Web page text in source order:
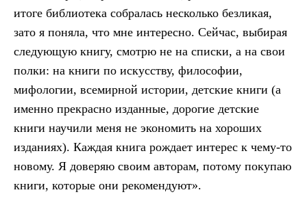
итоге библиотека собралась несколько безликая,
зато я поняла, что мне интересно. Сейчас, выбирая
следующую книгу, смотрю не на списки, а на свои
полки: на книги по искусству, философии,
мифологии, всемирной истории, детские книги (а
именно прекрасно изданные, дорогие детские
книги научили меня не экономить на хороших
изданиях). Каждая книга рождает интерес к чему-то
новому. Я доверяю своим авторам, потому покупаю
книги, которые они рекомендуют».